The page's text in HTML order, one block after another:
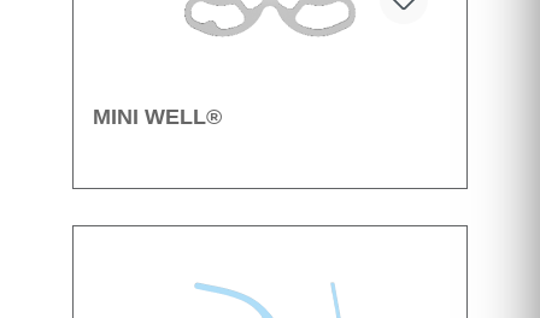
MINI WELL®